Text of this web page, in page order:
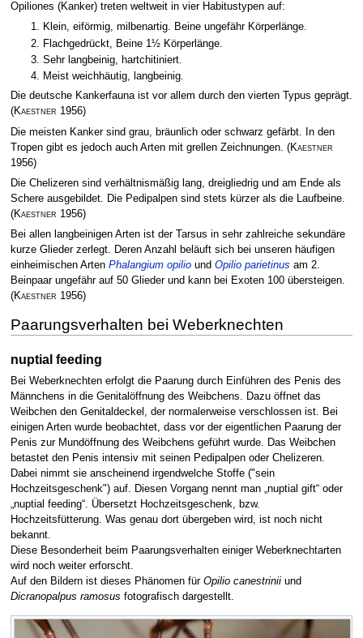
Opiliones (Kanker) treten weltweit in vier Habitustypen auf:
Klein, eiförmig, milbenartig. Beine ungefähr Körperlänge.
Flachgedrückt, Beine 1½ Körperlänge.
Sehr langbeinig, hartchitiniert.
Meist weichhäutig, langbeinig.
Die deutsche Kankerfauna ist vor allem durch den vierten Typus geprägt.
(Kaestner 1956)
Die meisten Kanker sind grau, bräunlich oder schwarz gefärbt. In den
Tropen gibt es jedoch auch Arten mit grellen Zeichnungen. (Kaestner
1956)
Die Chelizeren sind verhältnismäßig lang, dreigliedrig und am Ende als
Schere ausgebildet. Die Pedipalpen sind stets kürzer als die Laufbeine.
(Kaestner 1956)
Bei allen langbeinigen Arten ist der Tarsus in sehr zahlreiche sekundäre
kurze Glieder zerlegt. Deren Anzahl beläuft sich bei unseren häufigen
einheimischen Arten Phalangium opiliound Opilio parietinus am 2.
Beinpaar ungefähr auf 50 Glieder und kann bei Exoten 100 übersteigen.
(Kaestner 1956)
Paarungsverhalten bei Weberknechten
nuptial feeding
Bei Weberknechten erfolgt die Paarung durch Einführen des Penis des
Männchens in die Genitalöffnung des Weibchens. Dazu öffnet das
Weibchen den Genitaldeckel, der normalerweise verschlossen ist. Bei
einigen Arten wurde beobachtet, dass vor der eigentlichen Paarung der
Penis zur Mundöffnung des Weibchens geführt wurde. Das Weibchen
betastet den Penis intensiv mit seinen Pedipalpen oder Chelizeren.
Dabei nimmt sie anscheinend irgendwelche Stoffe ("sein
Hochzeitsgeschenk") auf. Diesen Vorgang nennt man „nuptial gift“ oder
„nuptial feeding“. Übersetzt Hochzeitsgeschenk, bzw.
Hochzeitsfütterung. Was genau dort übergeben wird, ist noch nicht
bekannt.
Diese Besonderheit beim Paarungsverhalten einiger Weberknechtarten
wird noch weiter erforscht.
Auf den Bildern ist dieses Phänomen für Opilio canestriniiund
Dicranopalpus ramosus fotografisch dargestellt.